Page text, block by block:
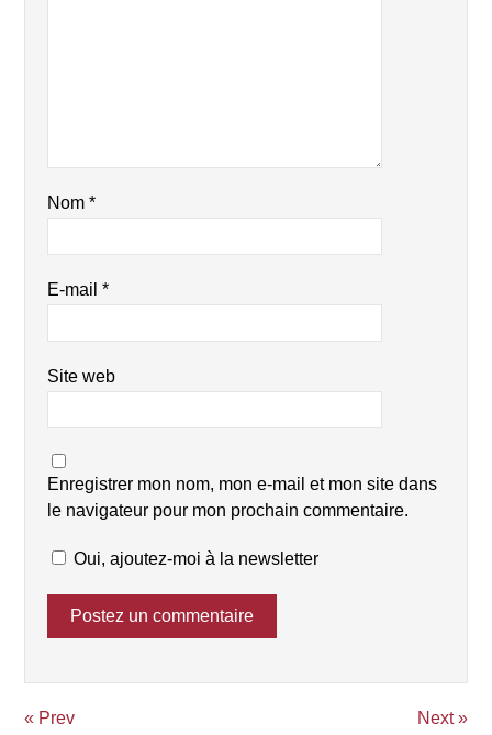
Nom*
E-mail*
Site web
Enregistrer mon nom, mon e-mail et mon site dans
le navigateur pour mon prochain commentaire.
Oui, ajoutez-moi à la newsletter
« Prev Next »